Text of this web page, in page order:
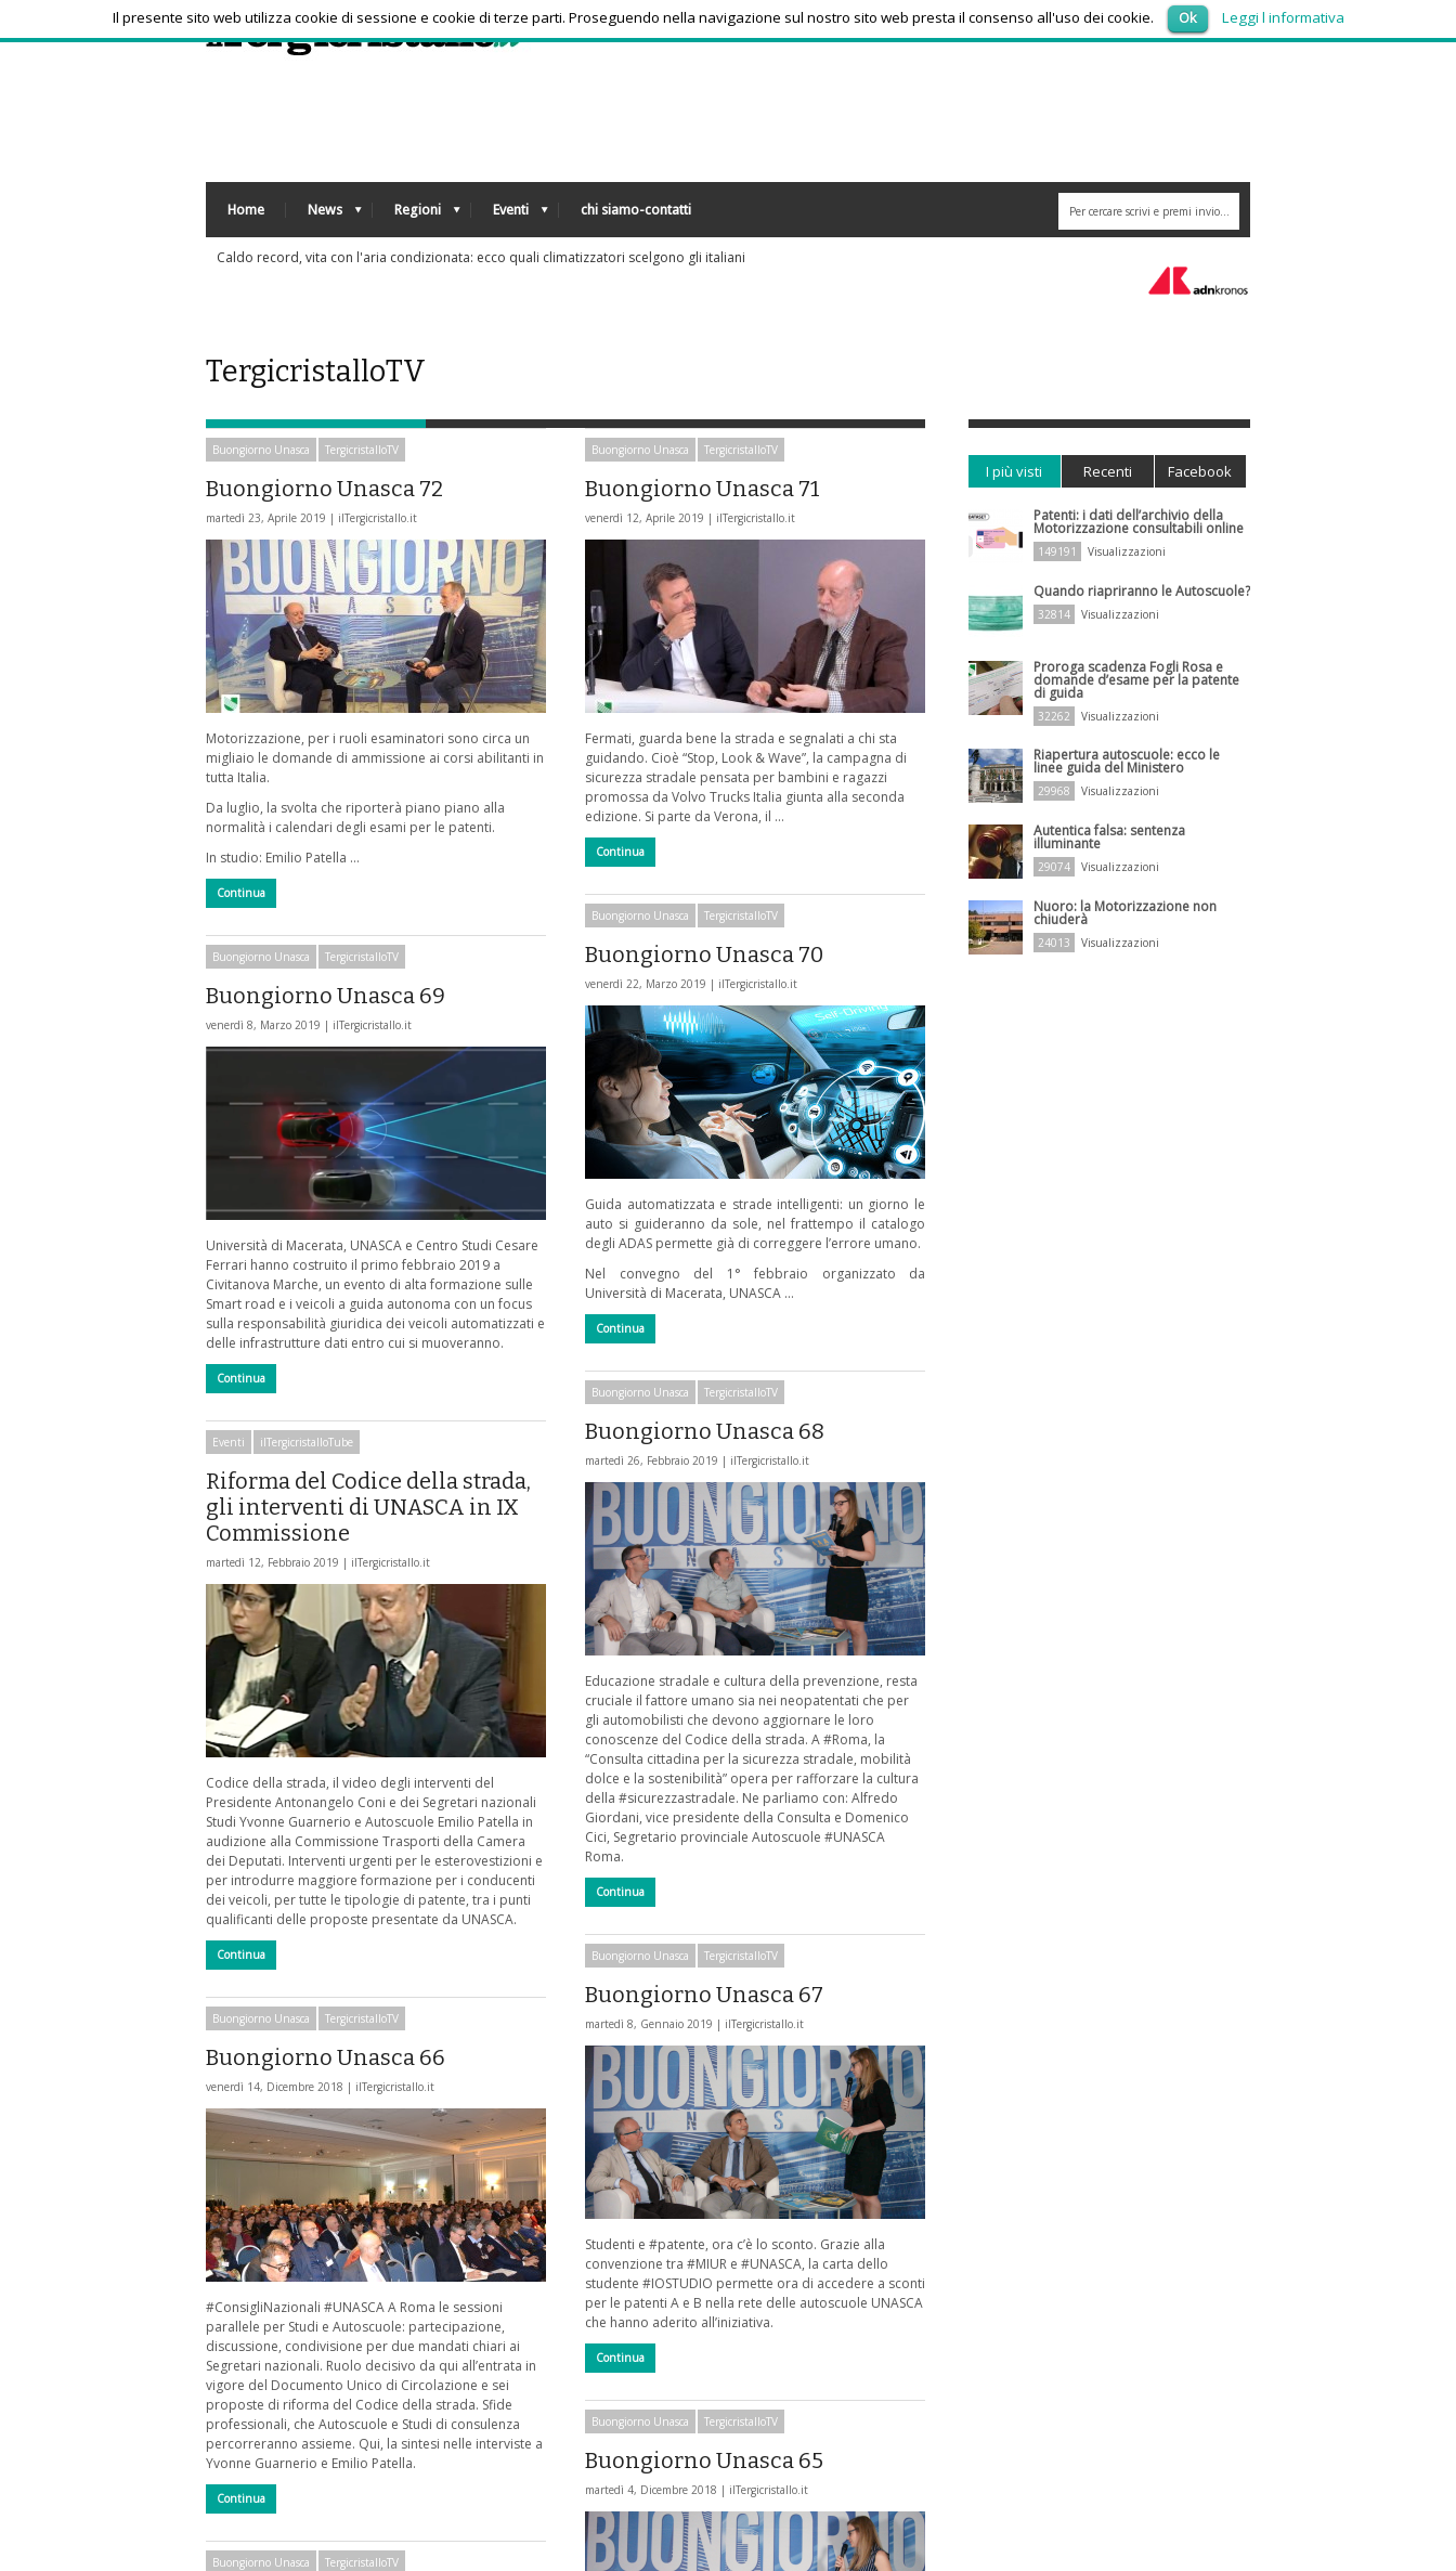
venerdì 7, Agosto 2026
Home News Regioni Eventi chi siamo-contatti
Tra bambini e ragazzi in aumento uso psicofarmaci, consumi triplicati dal 2016
TergicristalloTV
Buongiorno Unasca TergicristalloTV
Buongiorno Unasca 72
martedì 23, Aprile 2019 | ilTergicristallo.it
Motorizzazione, per i ruoli esaminatori sono circa un
migliaio le domande di ammissione ai corsi abilitanti in
tutta Italia.
Da luglio, la svolta che riporterà piano piano alla
normalità i calendari degli esami per le patenti.
In studio: Emilio Patella …
Continua
Buongiorno Unasca TergicristalloTV
Buongiorno Unasca 71
venerdì 12, Aprile 2019 | ilTergicristallo.it
Fermati, guarda bene la strada e segnalati a chi sta
guidando. Cioè “Stop, Look & Wave”, la campagna di
sicurezza stradale pensata per bambini e ragazzi
promossa da Volvo Trucks Italia giunta alla seconda
edizione. Si parte da Verona, il …
Continua
Buongiorno Unasca TergicristalloTV
Buongiorno Unasca 70
venerdì 22, Marzo 2019 | ilTergicristallo.it
Guida automatizzata e strade intelligenti: un giorno le
auto si guideranno da sole, nel frattempo il catalogo
degli ADAS permette già di correggere l’errore umano.
Nel convegno del 1° febbraio organizzato da
Università di Macerata, UNASCA …
Continua
Buongiorno Unasca TergicristalloTV
Buongiorno Unasca 69
venerdì 8, Marzo 2019 | ilTergicristallo.it
Università di Macerata, UNASCA e Centro Studi Cesare
Ferrari hanno costruito il primo febbraio 2019 a
Civitanova Marche, un evento di alta formazione sulle
Smart road e i veicoli a guida autonoma con un focus
sulla responsabilità giuridica dei veicoli automatizzati e
delle infrastrutture dati entro cui si muoveranno.
Continua
Buongiorno Unasca
TergicristalloTV
Buongiorno Unasca 68
martedì 26, Febbraio 2019 | ilTergicristallo.it
Educazione stradale e cultura della prevenzione, resta
cruciale il fattore umano sia nei neopatentati che per
gli automobilisti che devono aggiornare le loro
conoscenze del Codice della strada. A #Roma, la
“Consulta cittadina per la sicurezza stradale, mobilità
dolce e la sostenibilità” opera per rafforzare la cultura
della #sicurezzastradale. Ne parliamo con: Alfredo
Giordani, vice presidente della Consulta e Domenico
Cici, Segretario provinciale Autoscuole #UNASCA
Roma.
Continua
Eventi ilTergicristalloTube
Riforma del Codice della strada,
gli interventi di UNASCA in IX
Commissione
martedì 12, Febbraio 2019 | ilTergicristallo.it
Codice della strada, il video degli interventi del
Presidente Antonangelo Coni e dei Segretari nazionali
Studi Yvonne Guarnerio e Autoscuole Emilio Patella in
audizione alla Commissione Trasporti della Camera
dei Deputati. Interventi urgenti per le esterovestizioni e
per introdurre maggiore formazione per i conducenti
dei veicoli, per tutte le tipologie di patente, tra i punti
qualificanti delle proposte presentate da UNASCA.
Continua Buongiorno Unasca TergicristalloTV
Buongiorno Unasca 67
martedì 8, Gennaio 2019 | ilTergicristallo.it
Studenti e #patente, ora c’è lo sconto. Grazie alla
convenzione tra #MIUR e #UNASCA, la carta dello
studente #IOSTUDIO permette ora di accedere a sconti
per le patenti A e B nella rete delle autoscuole UNASCA
che hanno aderito all’iniziativa.
Continua
Buongiorno Unasca TergicristalloTV
Buongiorno Unasca 66
venerdì 14, Dicembre 2018 | ilTergicristallo.it
#ConsigliNazionali #UNASCA A Roma le sessioni
parallele per Studi e Autoscuole: partecipazione,
discussione, condivisione per due mandati chiari ai
Segretari nazionali. Ruolo decisivo da qui all’entrata in
vigore del Documento Unico di Circolazione e sei
proposte di riforma del Codice della strada. Sfide
professionali, che Autoscuole e Studi di consulenza
percorreranno assieme. Qui, la sintesi nelle interviste a
Yvonne Guarnerio e Emilio Patella.
Continua
Buongiorno Unasca TergicristalloTV
Buongiorno Unasca 65
martedì 4, Dicembre 2018 | ilTergicristallo.it
Buongiorno Unasca TergicristalloTV
I più visti Recenti Facebook
Patenti: i dati dell’archivio della
Motorizzazione consultabili online
149191 Visualizzazioni
Quando riapriranno le Autoscuole?
32814 Visualizzazioni
Proroga scadenza Fogli Rosa e
domande d’esame per la patente
di guida
32262 Visualizzazioni
Riapertura autoscuole: ecco le
linee guida del Ministero
29968 Visualizzazioni
Autentica falsa: sentenza
illuminante
29074 Visualizzazioni
Nuoro: la Motorizzazione non
chiuderà
24013 Visualizzazioni
Il presente sito web utilizza cookie di sessione e cookie di terze parti. Proseguendo nella navigazione sul nostro sito web presta il consenso all'uso dei cookie. Ok Leggi l informativa